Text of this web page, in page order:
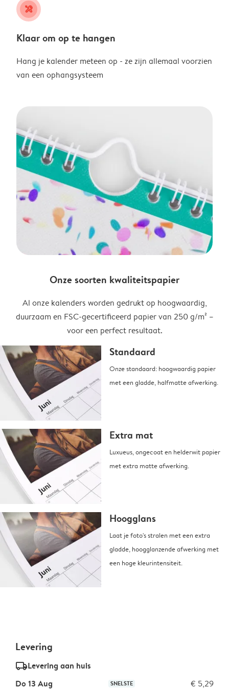
tools
Klaar om op te hangen
Hang je kalender meteen op - ze zijn allemaal voorzien
van een ophangsysteem
Onze soorten kwaliteitspapier
Al onze kalenders worden gedrukt op hoogwaardig,
duurzaam en FSC-gecertificeerd papier van 250 g/m² –
voor een perfect resultaat.
Standaard
Onze standaard: hoogwaardig papier
met een gladde, halfmatte afwerking.
Extra mat
Luxueus, ongecoat en helderwit papier
met extra matte afwerking.
Hoogglans
Laat je foto's stralen met een extra
gladde, hoogglanzende afwerking met
een hoge kleurintensiteit.
Levering
delivery_standard_v2Levering aan huis
Do 13 Aug
SNELSTE € 5,29